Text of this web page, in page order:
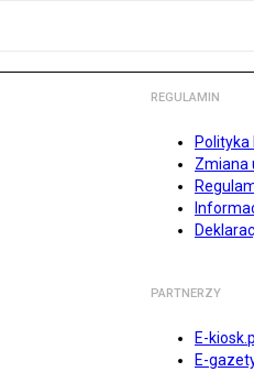
REGULAMIN
Zmiana
PARTNERZY
E-kiosk.pl
E-